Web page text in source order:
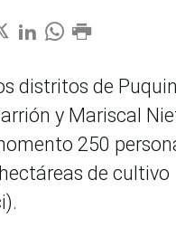
distritos de
y Mariscal
250
de cultivo